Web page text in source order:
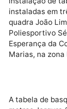
Quadra João
instalação de
instaladas
Poliesportivo
Marias, na